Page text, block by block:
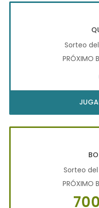
Sorteo
PRÓXIMO
Sorteo
PRÓXIMO